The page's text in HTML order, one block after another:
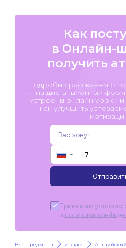
Как
в Онлайн-
получить
Подробно расскажем о
на дистанционный
устроены онлайн-уроки
как улучшить
▼
Принимаю условия
и политики
Все предметы 2 класс